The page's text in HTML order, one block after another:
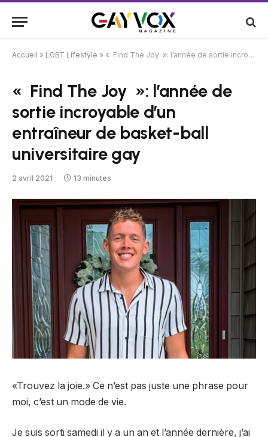
Accueil » LGBT Lifestyle » « Find The Joy »: l’année de sortie incroyable d’un entraîneur de basket-ball universitaire gay
« Find The Joy »: l’année de
sortie incroyable d’un
entraîneur de basket-ball
universitaire gay
2 avril 2021 13 minutes
«Trouvez la joie.» Ce n’est pas juste une phrase pour
moi, c’est un mode de vie.
Je suis sorti samedi il y a un an et l’année dernière, j’ai